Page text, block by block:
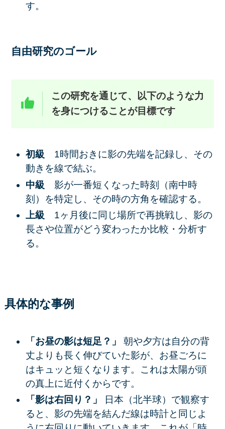
す。
自由研究のゴール
この研究を通じて、以下のような力
を身につけることが目標です
初級 1時間おきに影の先端を記録し、その
動きを線で結ぶ。
中級 影が一番短くなった時刻（南中時
刻）を特定し、その時の方角を確認する。
上級 1ヶ月後に同じ場所で再挑戦し、影の
長さや位置がどう変わったか比較・分析す
る。
具体的な事例
「お昼の影は短足？」
朝や夕方は自分の背
丈よりも長く伸びていた影が、お昼ごろに
はキュッと短くなります。これは太陽が頭
の真上に近付くからです。
「影は右回り？」
日本（北半球）で観察す
ると、影の先端を結んだ線は時計と同じよ